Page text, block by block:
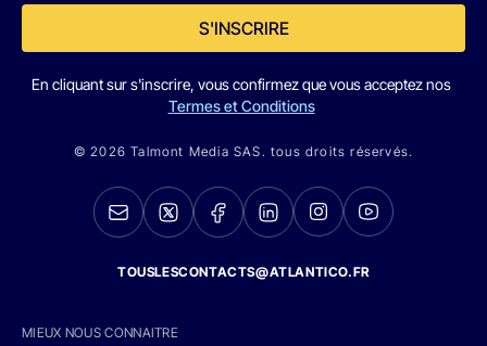
S'INSCRIRE
En cliquant sur s'inscrire, vous confirmez que vous acceptez nos
Termes et Conditions
© 2026 Talmont Media SAS. tous droits réservés.
TOUSLESCONTACTS@ATLANTICO.FR
MIEUX NOUS CONNAITRE